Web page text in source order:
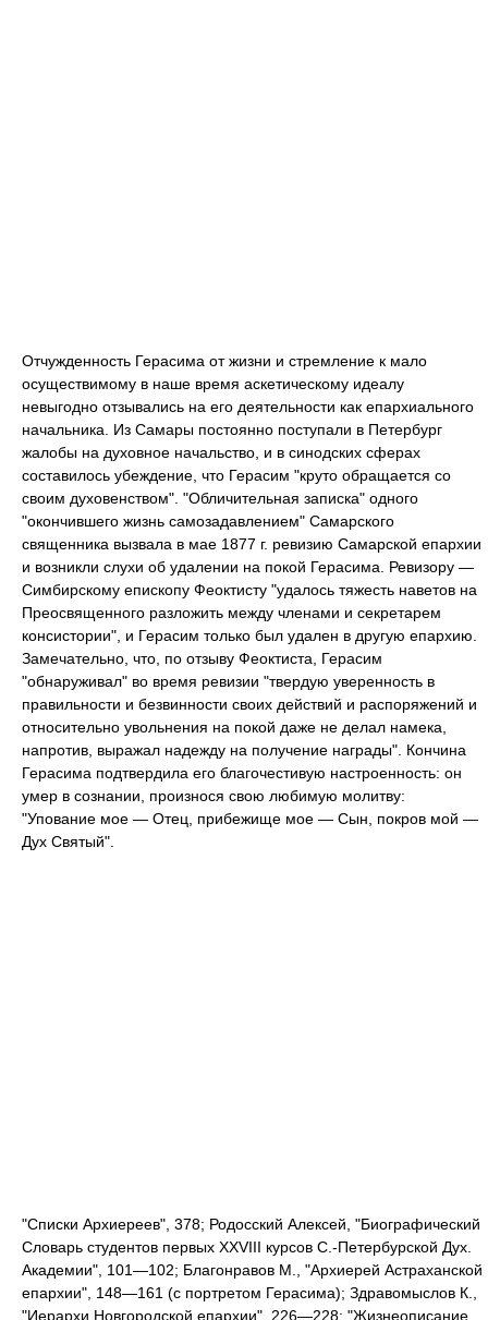
Отчужденность Герасима от жизни и стремление к мало
осуществимому в наше время аскетическому идеалу
невыгодно отзывались на его деятельности как епархиального
начальника. Из Самары постоянно поступали в Петербург
жалобы на духовное начальство, и в синодских сферах
составилось убеждение, что Герасим "круто обращается со
своим духовенством". "Обличительная записка" одного
"окончившего жизнь самозадавлением" Самарского
священника вызвала в мае 1877 г. ревизию Самарской епархии
и возникли слухи об удалении на покой Герасима. Ревизору —
Симбирскому епископу Феоктисту "удалось тяжесть наветов на
Преосвященного разложить между членами и секретарем
консистории", и Герасим только был удален в другую епархию.
Замечательно, что, по отзыву Феоктиста, Герасим
"обнаруживал" во время ревизии "твердую уверенность в
правильности и безвинности своих действий и распоряжений и
относительно увольнения на покой даже не делал намека,
напротив, выражал надежду на получение награды". Кончина
Герасима подтвердила его благочестивую настроенность: он
умер в сознании, произнося свою любимую молитву:
"Упование мое — Отец, прибежище мое — Сын, покров мой —
Дух Святый".
"Списки Архиереев", 378; Родосский Алексей, "Биографический
Словарь студентов первых XXVIII курсов С.-Петербурской Дух.
Академии", 101—102; Благонравов M., "Архиерей Астраханской
епархии", 148—161 (с портретом Герасима); Здравомыслов К.,
"Иерархи Новгородской епархии", 226—228; "Жизнеописание